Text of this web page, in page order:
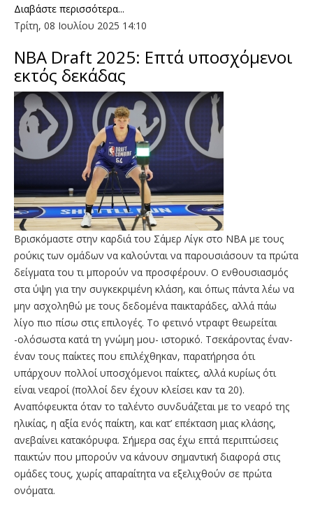
Διαβάστε περισσότερα...
Τρίτη, 08 Ιουλίου 2025 14:10
NBA Draft 2025: Επτά υποσχόμενοι
εκτός δεκάδας
Βρισκόμαστε στην καρδιά του Σάμερ Λίγκ στο ΝΒΑ με τους
ρούκις των ομάδων να καλούνται να παρουσιάσουν τα πρώτα
δείγματα του τι μπορούν να προσφέρουν. Ο ενθουσιασμός
στα ύψη για την συγκεκριμένη κλάση, και όπως πάντα λέω να
μην ασχοληθώ με τους δεδομένα παικταράδες, αλλά πάω
λίγο πιο πίσω στις επιλογές. Το φετινό ντραφτ θεωρείται
-ολόσωστα κατά τη γνώμη μου- ιστορικό. Τσεκάροντας έναν-
έναν τους παίκτες που επιλέχθηκαν, παρατήρησα ότι
υπάρχουν πολλοί υποσχόμενοι παίκτες, αλλά κυρίως ότι
είναι νεαροί (πολλοί δεν έχουν κλείσει καν τα 20).
Αναπόφευκτα όταν το ταλέντο συνδυάζεται με το νεαρό της
ηλικίας, η αξία ενός παίκτη, και κατ’ επέκταση μιας κλάσης,
ανεβαίνει κατακόρυφα. Σήμερα σας έχω επτά περιπτώσεις
παικτών που μπορούν να κάνουν σημαντική διαφορά στις
ομάδες τους, χωρίς απαραίτητα να εξελιχθούν σε πρώτα
ονόματα.